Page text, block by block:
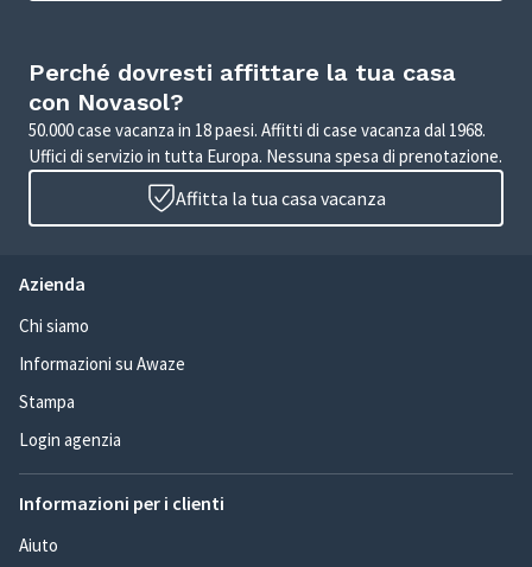
Perché dovresti affittare la tua casa
con Novasol?
50.000 case vacanza in 18 paesi. Affitti di case vacanza dal 1968.
Uffici di servizio in tutta Europa. Nessuna spesa di prenotazione.
Affitta la tua casa vacanza
Azienda
Chi siamo
Informazioni su Awaze
Stampa
Login agenzia
Informazioni per i clienti
Aiuto